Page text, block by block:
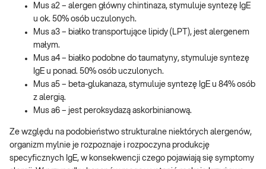
Mus a2 – alergen główny chintinaza, stymuluje syntezę IgE
u ok. 50% osób uczulonych.
Mus a3 – białko transportujące lipidy (LPT), jest alergenem
małym.
Mus a4 – białko podobne do taumatyny, stymuluje syntezę
IgE u ponad. 50% osób uczulonych.
Mus a5 – beta-glukanaza, stymuluje syntezę IgE u 84% osób
z alergią.
Mus a6 – jest peroksydazą askorbinianową.
Ze względu na podobieństwo strukturalne niektórych alergenów,
organizm mylnie je rozpoznaje i rozpoczyna produkcję
specyficznych IgE, w konsekwencji czego pojawiają się symptomy